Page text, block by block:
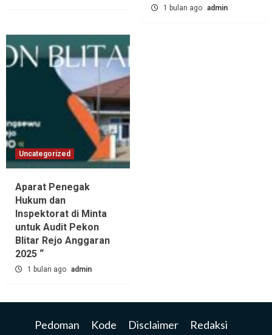
1 bulan ago admin
Uncategorized
Aparat Penegak
Hukum dan
Inspektorat di Minta
untuk Audit Pekon
Blitar Rejo Anggaran
2025 “
1 bulan ago admin
Pedoman Kode Disclaimer Redaksi